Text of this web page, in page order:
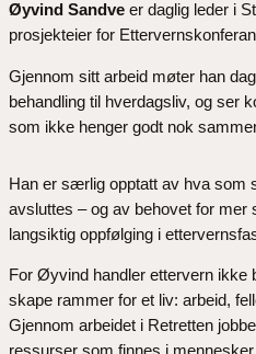
Øyvind Sandve er daglig leder i
prosjekteier for
Gjennom sitt arbeid møter han
behandling til hverdagsliv, og ser
som ikke henger godt nok
Han er særlig opptatt av hva som
avsluttes – og av behovet for mer
langsiktig oppfølging i
For Øyvind handler ettervern ikke
skape rammer for et liv: arbeid,
Gjennom arbeidet i Retretten